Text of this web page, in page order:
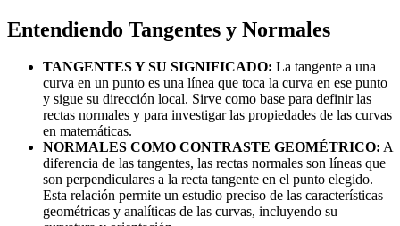
Entendiendo Tangentes y Normales
TANGENTES Y SU SIGNIFICADO: La tangente a una
curva en un punto es una línea que toca la curva en ese punto
y sigue su dirección local. Sirve como base para definir las
rectas normales y para investigar las propiedades de las curvas
en matemáticas.
NORMALES COMO CONTRASTE GEOMÉTRICO: A
diferencia de las tangentes, las rectas normales son líneas que
son perpendiculares a la recta tangente en el punto elegido.
Esta relación permite un estudio preciso de las características
geométricas y analíticas de las curvas, incluyendo su